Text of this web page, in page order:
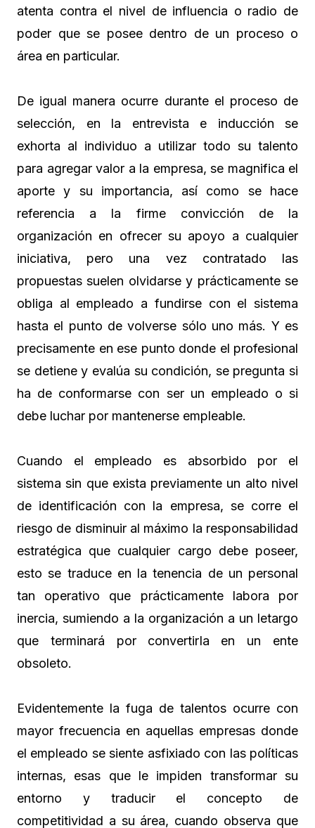
atenta contra el nivel de influencia o radio de
poder que se posee dentro de un proceso o
área en particular.
De igual manera ocurre durante el proceso de
selección, en la entrevista e inducción se
exhorta al individuo a utilizar todo su talento
para agregar valor a la empresa, se magnifica el
aporte y su importancia, así como se hace
referencia a la firme convicción de la
organización en ofrecer su apoyo a cualquier
iniciativa, pero una vez contratado las
propuestas suelen olvidarse y prácticamente se
obliga al empleado a fundirse con el sistema
hasta el punto de volverse sólo uno más. Y es
precisamente en ese punto donde el profesional
se detiene y evalúa su condición, se pregunta si
ha de conformarse con ser un empleado o si
debe luchar por mantenerse empleable.
Cuando el empleado es absorbido por el
sistema sin que exista previamente un alto nivel
de identificación con la empresa, se corre el
riesgo de disminuir al máximo la responsabilidad
estratégica que cualquier cargo debe poseer,
esto se traduce en la tenencia de un personal
tan operativo que prácticamente labora por
inercia, sumiendo a la organización a un letargo
que terminará por convertirla en un ente
obsoleto.
Evidentemente la fuga de talentos ocurre con
mayor frecuencia en aquellas empresas donde
el empleado se siente asfixiado con las políticas
internas, esas que le impiden transformar su
entorno y traducir el concepto de
competitividad a su área, cuando observa que